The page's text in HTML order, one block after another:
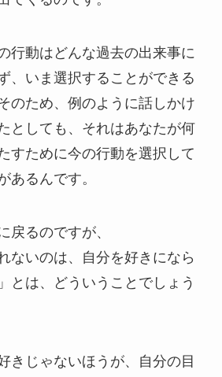
行動はどんな過去の出来事に
、いま選択することができる
のため、例のように話しかけ
としても、それはあなたが何
すために今の行動を選択して
あるんです。
戻るのですが、
ないのは、自分を好きになら
とは、どういうことでしょう
きじゃないほうが、自分の目